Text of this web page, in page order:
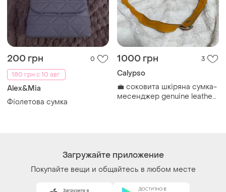
200 грн
0
180 грн с 10 авг.
Alex&Mia
Фіолетова сумка
1000 грн 3
Calypso
💼 соковита шкіряна сумка-
месенджер genuine leather
Загружайте приложение
Покупайте вещи и общайтесь в любом месте